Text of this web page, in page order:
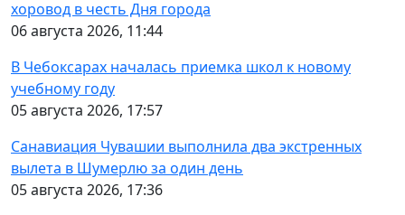
хоровод в честь Дня города
06 августа 2026, 11:44
В Чебоксарах началась приемка школ к новому
учебному году
05 августа 2026, 17:57
Санавиация Чувашии выполнила два экстренных
вылета в Шумерлю за один день
05 августа 2026, 17:36